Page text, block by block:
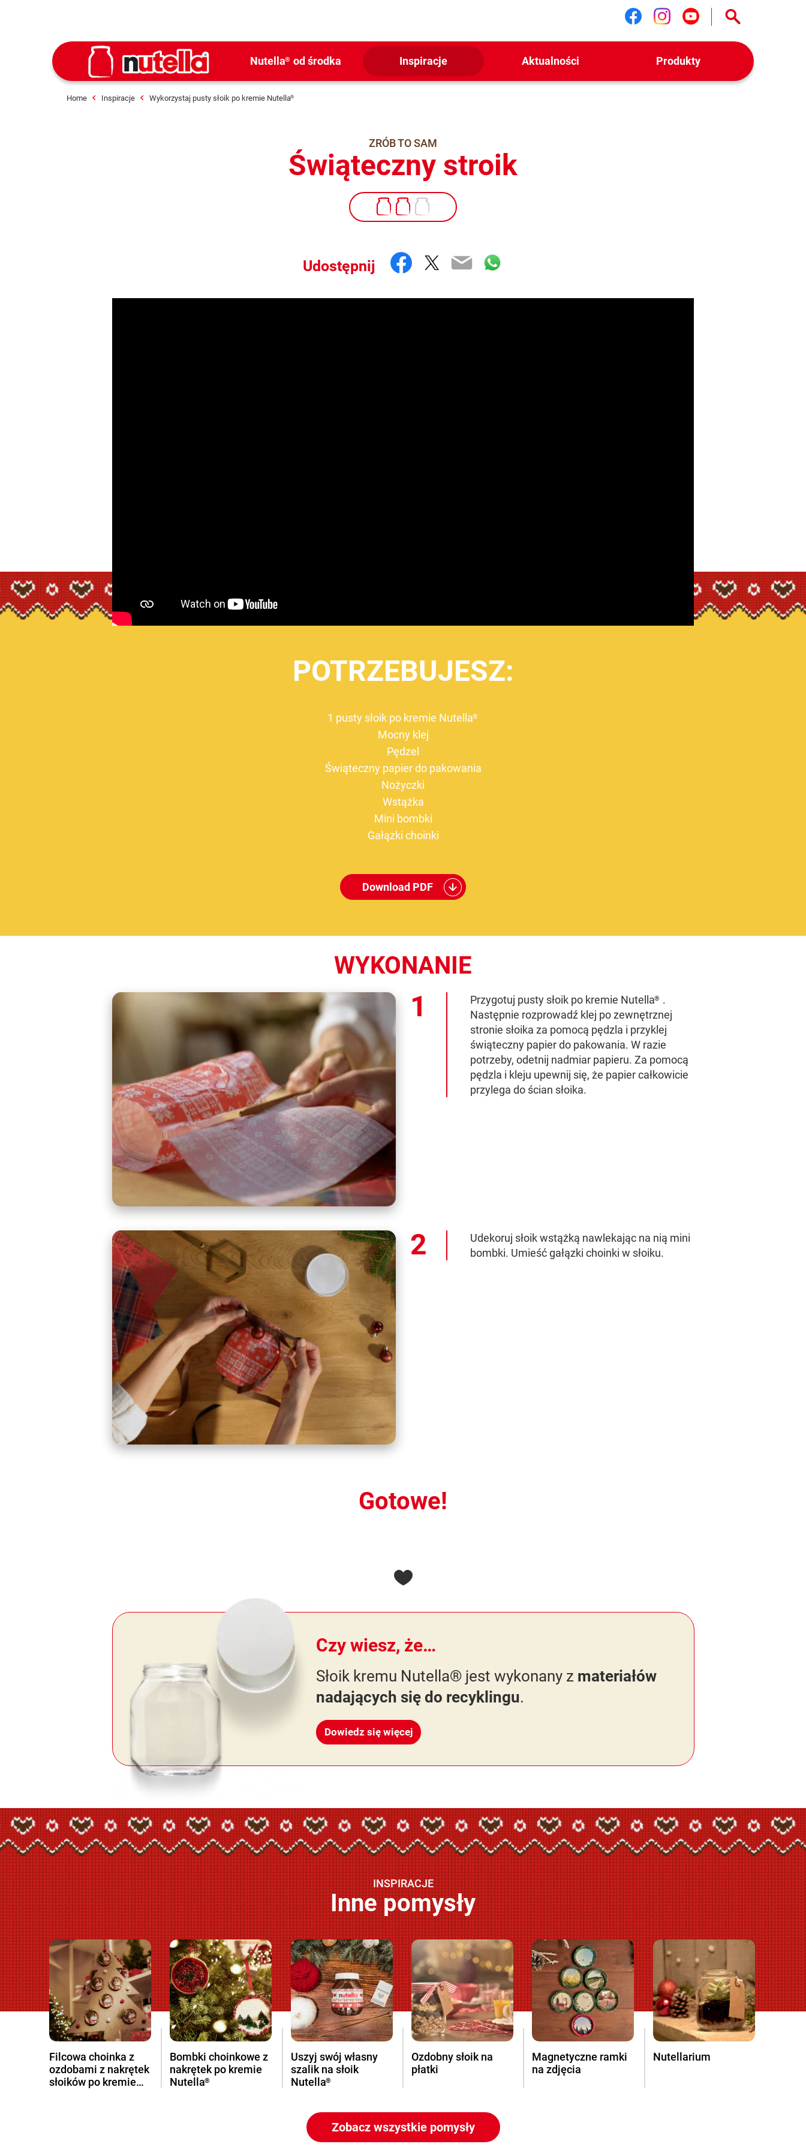
Śledź nas na facebook
Śledź nas na
Śledź nas na
Nutella® od środka Inspiracje Aktualności Produkty
Home Inspiracje Wykorzystaj pusty słoik po kremie Nutella®
ZRÓB TO SAM
Świąteczny stroik
Udostępnij Facebook
Twitter
EmailWhatsApp
POTRZEBUJESZ:
1 pusty słoik po kremie Nutella®
Mocny klej
Pędzel
Świąteczny papier do pakowania
Nożyczki
Wstążka
Mini bombki
Gałązki choinki
Download PDF
WYKONANIE
Przygotuj pusty słoik po kremie Nutella® .
Następnie rozprowadź klej po zewnętrznej
stronie słoika za pomocą pędzla i przyklej
świąteczny papier do pakowania. W razie
potrzeby, odetnij nadmiar papieru. Za pomocą
pędzla i kleju upewnij się, że papier całkowicie
przylega do ścian słoika.
Udekoruj słoik wstążką nawlekając na nią mini
bombki. Umieść gałązki choinki w słoiku.
Gotowe!
Czy wiesz, że…
Słoik kremu Nutella® jest wykonany z materiałów
nadających się do recyklingu.
Dowiedz się więcej
INSPIRACJE
Inne pomysły
Filcowa choinka z
ozdobami z nakrętek
słoików po kremie
Bombki choinkowe z
nakrętek po kremie
Nutella®
Uszyj swój własny
szalik na słoik
Nutella®
Ozdobny słoik na
płatki
Magnetyczne ramki
na zdjęcia
Nutellarium
Zobacz wszystkie pomysły